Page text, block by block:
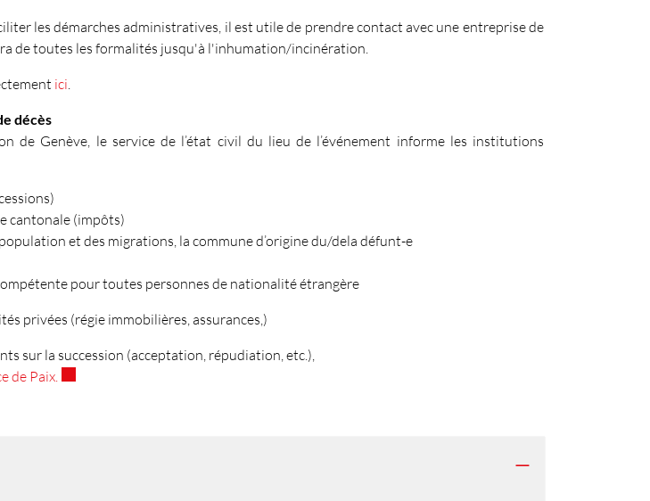
les démarches administratives, il est utile de prendre contact avec une entreprise de
de toutes les formalités jusqu'à l'inhumation/incinération.
ici
décès
de Genève, le service de l’état civil du lieu de l’événement informe les institutions
cantonale (impôts)
et des migrations, la commune d’origine du/dela défunt-e
pour toutes personnes de nationalité étrangère
privées (régie immobilières, assurances,)
sur la succession (acceptation, répudiation, etc.),
de Paix.